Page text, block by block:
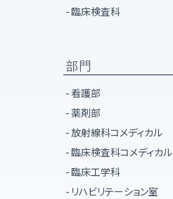
臨床検査科
部門
看護部
薬剤部
放射線科コメディカル
臨床検査科コメディカル
臨床工学科
リハビリテーション室